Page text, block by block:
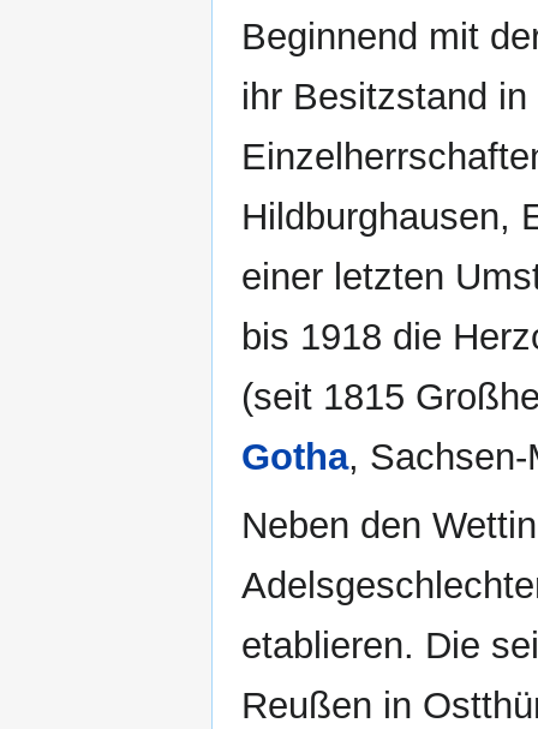
Beginnend mit
ihr Besitzstand
Hildburghausen,
einer letzten
bis 1918 die
(seit 1815
Gotha, Sachsen-
Neben den
etablieren. Die
Reußen in